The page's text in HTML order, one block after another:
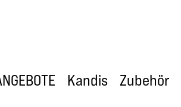
Kandis Zubehör